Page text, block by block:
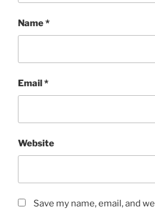
Name*
Email *
Website
Save my name, email, and